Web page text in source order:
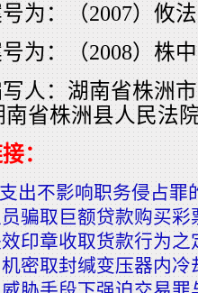
为：（2007）攸
为：（2008）株
人：湖南省株洲
省株洲县人民法
：
支出不影响职务侵占罪
骗取巨额贷款购买彩
印章收取货款行为之
密取封缄变压器内冷